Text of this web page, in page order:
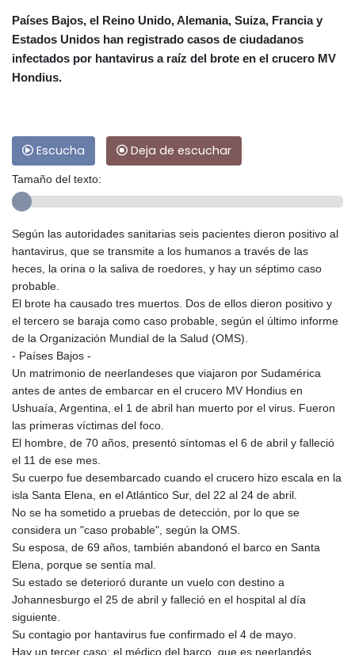
Países Bajos, el Reino Unido, Alemania, Suiza, Francia y
Estados Unidos han registrado casos de ciudadanos
infectados por hantavirus a raíz del brote en el crucero MV
Hondius.
Escucha Deja de escuchar
Tamaño del texto:
Según las autoridades sanitarias seis pacientes dieron positivo al
hantavirus, que se transmite a los humanos a través de las
heces, la orina o la saliva de roedores, y hay un séptimo caso
probable.
El brote ha causado tres muertos. Dos de ellos dieron positivo y
el tercero se baraja como caso probable, según el último informe
de la Organización Mundial de la Salud (OMS).
- Países Bajos -
Un matrimonio de neerlandeses que viajaron por Sudamérica
antes de antes de embarcar en el crucero MV Hondius en
Ushuaía, Argentina, el 1 de abril han muerto por el virus. Fueron
las primeras víctimas del foco.
El hombre, de 70 años, presentó síntomas el 6 de abril y falleció
el 11 de ese mes.
Su cuerpo fue desembarcado cuando el crucero hizo escala en la
isla Santa Elena, en el Atlántico Sur, del 22 al 24 de abril.
No se ha sometido a pruebas de detección, por lo que se
considera un "caso probable", según la OMS.
Su esposa, de 69 años, también abandonó el barco en Santa
Elena, porque se sentía mal.
Su estado se deterioró durante un vuelo con destino a
Johannesburgo el 25 de abril y falleció en el hospital al día
siguiente.
Su contagio por hantavirus fue confirmado el 4 de mayo.
Hay un tercer caso: el médico del barco, que es neerlandés.